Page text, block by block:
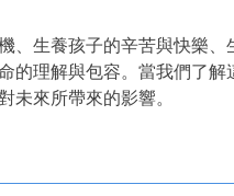
、生養孩子的辛苦與快樂
的理解與包容。當我們了
未來所帶來的影響。